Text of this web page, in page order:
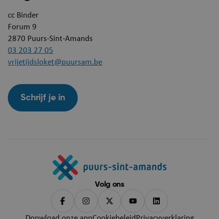
cc Binder
Forum 9
2870 Puurs-Sint-Amands
03 203 27 05
vrijetijdsloket@puursam.be
Schrijf je in
Volg ons